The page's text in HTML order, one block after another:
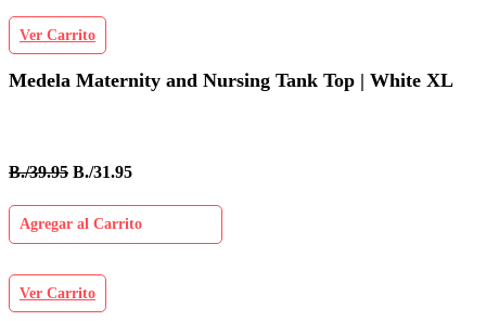
Ver Carrito
Medela Maternity and Nursing Tank Top | White XL
B./39.95 B./31.95
Agregar al Carrito
Ver Carrito